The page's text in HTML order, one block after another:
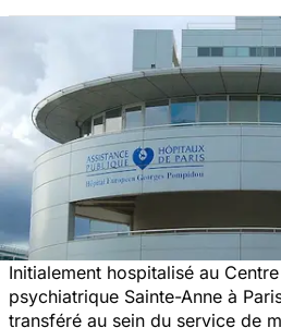
Initialement hospitalisé au
psychiatrique Sainte-Anne à
transféré au sein du service de